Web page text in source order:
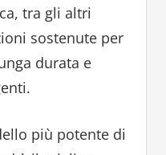
tra gli altri
sostenute per
durata e
più potente di